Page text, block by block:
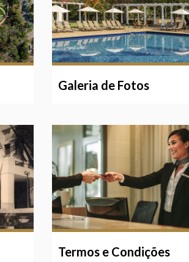
Galeria de Fotos
Termos e Condições